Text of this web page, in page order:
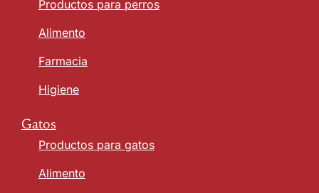
Productos para perros
Alimento
Farmacia
Higiene
Gatos
Productos para gatos
Alimento